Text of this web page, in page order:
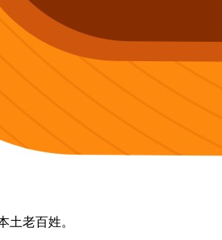
土老百姓。